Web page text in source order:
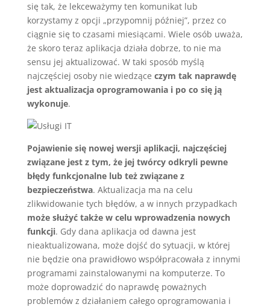
się tak, że lekceważymy ten komunikat lub
korzystamy z opcji „przypomnij później”, przez co
ciągnie się to czasami miesiącami. Wiele osób uważa,
że skoro teraz aplikacja działa dobrze, to nie ma
sensu jej aktualizować. W taki sposób myślą
najczęściej osoby nie wiedzące czym tak naprawdę
jest aktualizacja oprogramowania i po co się ją
wykonuje.
Pojawienie się nowej wersji aplikacji, najczęściej
związane jest z tym, że jej twórcy odkryli pewne
błędy funkcjonalne lub też związane z
bezpieczeństwa. Aktualizacja ma na celu
zlikwidowanie tych błędów, a w innych przypadkach
może służyć także w celu wprowadzenia nowych
funkcji. Gdy dana aplikacja od dawna jest
nieaktualizowana, może dojść do sytuacji, w której
nie będzie ona prawidłowo współpracowała z innymi
programami zainstalowanymi na komputerze. To
może doprowadzić do naprawdę poważnych
problemów z działaniem całego oprogramowania i